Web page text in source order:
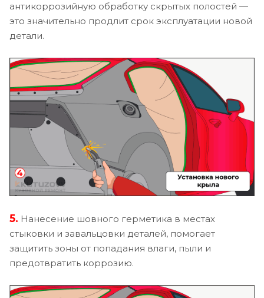
антикоррозийную обработку скрытых полостей —
это значительно продлит срок эксплуатации новой
детали.
5. Нанесение шовного герметика в местах
стыковки и завальцовки деталей, помогает
защитить зоны от попадания влаги, пыли и
предотвратить коррозию.